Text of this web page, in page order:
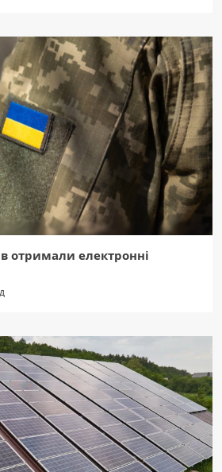
отримали електронні